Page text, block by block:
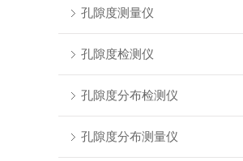
孔隙度测量仪
孔隙度检测仪
孔隙度分布检测仪
孔隙度分布测量仪